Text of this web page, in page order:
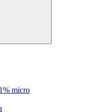
1% micro